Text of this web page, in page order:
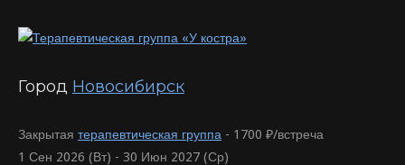
Город Новосибирск
Закрытая терапевтическая группа - 1700 ₽/встреча
1 Сен 2026 (Вт) - 30 Июн 2027 (Ср)